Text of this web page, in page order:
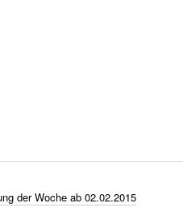
der Woche ab 02.02.2015